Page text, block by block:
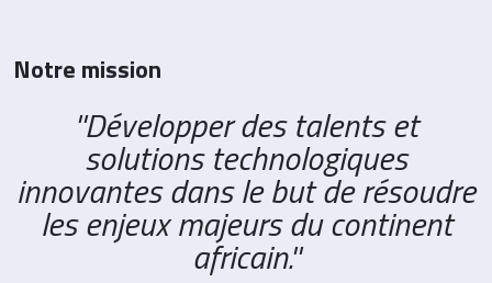
Notre mission
''Développer des talents et
solutions technologiques
innovantes dans le but de résoudre
les enjeux majeurs du continent
africain.''